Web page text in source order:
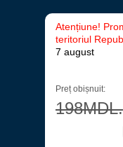
Atențiune!
teritoriul
7 august
Preț obișnuit:
198MDL.